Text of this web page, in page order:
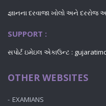
જ્ઞાનના દરવાજા ખોલો અને દરરોજ
SUPPORT :
સપોર્ટ ઇમેઇલ એકાઉન્ટ :
OTHER WEBSITES
EXAMIANS